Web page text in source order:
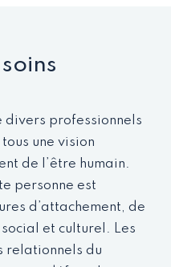
divers professionnels
une vision
de l’être humain.
personne est
d’attachement, de
et culturel. Les
relationnels du